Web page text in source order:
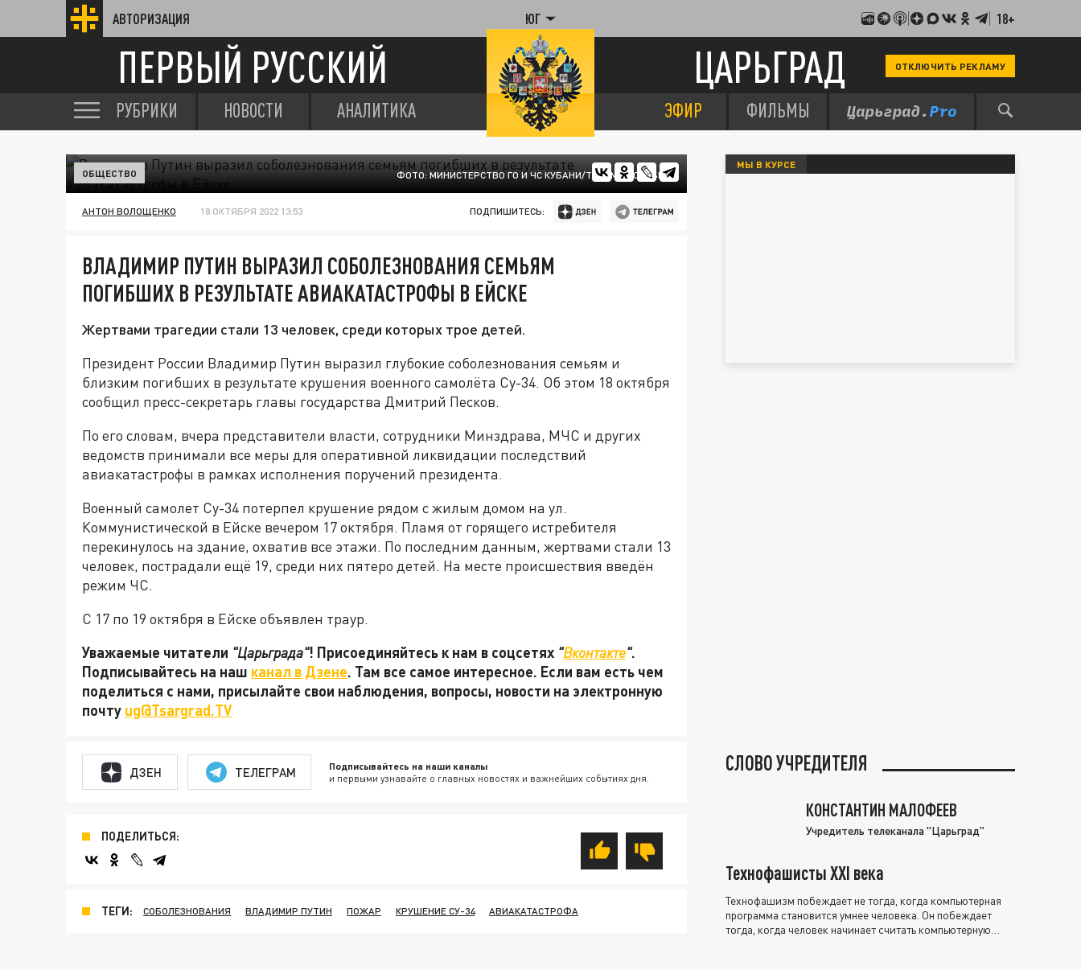
АВТОРИЗАЦИЯ ЮГ 18+
ПЕРВЫЙ РУССКИЙ ЦАРЬГРАД ОТКЛЮЧИТЬ РЕКЛАМУ
РУБРИКИ НОВОСТИ АНАЛИТИКА ЭФИР ФИЛЬМЫ
ФОТО: МИНИСТЕРСТВО ГО И ЧС КУБАНИ/T.ME/MINGOCHSKK
ОБЩЕСТВО
АНТОН ВОЛОЩЕНКО 18 ОКТЯБРЯ 2022 13:53 ПОДПИШИТЕСЬ:
ВЛАДИМИР ПУТИН ВЫРАЗИЛ СОБОЛЕЗНОВАНИЯ СЕМЬЯМ
ПОГИБШИХ В РЕЗУЛЬТАТЕ АВИАКАТАСТРОФЫ В ЕЙСКЕ
Жертвами трагедии стали 13 человек, среди которых трое детей.
Президент России Владимир Путин выразил глубокие соболезнования семьям и
близким погибших в результате крушения военного самолёта Су-34. Об этом 18 октября
сообщил пресс-секретарь главы государства Дмитрий Песков.
По его словам, вчера представители власти, сотрудники Минздрава, МЧС и других
ведомств принимали все меры для оперативной ликвидации последствий
авиакатастрофы в рамках исполнения поручений президента.
Военный самолет Су-34 потерпел крушение рядом с жилым домом на ул.
Коммунистической в Ейске вечером 17 октября. Пламя от горящего истребителя
перекинулось на здание, охватив все этажи. По последним данным, жертвами стали 13
человек, пострадали ещё 19, среди них пятеро детей. На месте происшествия введён
режим ЧС.
С 17 по 19 октября в Ейске объявлен траур.
Уважаемые читатели "Царьграда"! Присоединяйтесь к нам в соцсетях "Вконтакте".
Подписывайтесь на наш канал в Дзене. Там все самое интересное. Если вам есть чем
поделиться с нами, присылайте свои наблюдения, вопросы, новости на электронную
почту ug@Tsargrad.TV
ДЗЕН ТЕЛЕГРАМ Подписывайтесь на наши каналы
и первыми узнавайте о главных новостях и важнейших событиях дня.
ПОДЕЛИТЬСЯ:
ТЕГИ: СОБОЛЕЗНОВАНИЯ ВЛАДИМИР ПУТИН ПОЖАР КРУШЕНИЕ СУ-34 АВИАКАТАСТРОФА
МЫ В КУРСЕ
СЛОВО УЧРЕДИТЕЛЯ
КОНСТАНТИН МАЛОФЕЕВ
Учредитель телеканала "Царьград"
Технофашисты XXI века
Технофашизм побеждает не тогда, когда компьютерная
программа становится умнее человека. Он побеждает
тогда, когда человек начинает считать компьютерную